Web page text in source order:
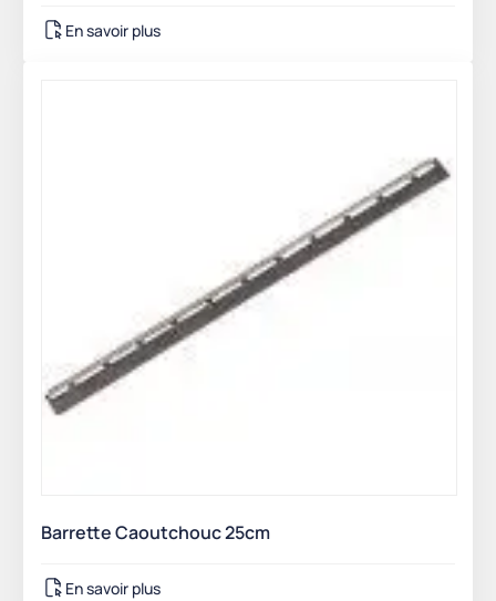
En savoir plus
Barrette Caoutchouc 25cm
En savoir plus